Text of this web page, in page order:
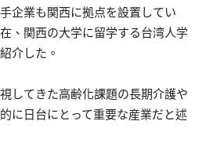
企業も関西に拠点を設置してい
、関西の大学に留学する台湾人学
介した。
してきた高齢化課題の長期介護や
に日台にとって重要な産業だと述